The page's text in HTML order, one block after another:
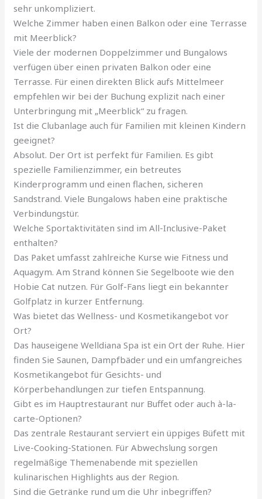
sehr unkompliziert.
Welche Zimmer haben einen Balkon oder eine Terrasse
mit Meerblick?
Viele der modernen Doppelzimmer und Bungalows
verfügen über einen privaten Balkon oder eine
Terrasse. Für einen direkten Blick aufs Mittelmeer
empfehlen wir bei der Buchung explizit nach einer
Unterbringung mit „Meerblick“ zu fragen.
Ist die Clubanlage auch für Familien mit kleinen Kindern
geeignet?
Absolut. Der Ort ist perfekt für Familien. Es gibt
spezielle Familienzimmer, ein betreutes
Kinderprogramm und einen flachen, sicheren
Sandstrand. Viele Bungalows haben eine praktische
Verbindungstür.
Welche Sportaktivitäten sind im All-Inclusive-Paket
enthalten?
Das Paket umfasst zahlreiche Kurse wie Fitness und
Aquagym. Am Strand können Sie Segelboote wie den
Hobie Cat nutzen. Für Golf-Fans liegt ein bekannter
Golfplatz in kurzer Entfernung.
Was bietet das Wellness- und Kosmetikangebot vor
Ort?
Das hauseigene Welldiana Spa ist ein Ort der Ruhe. Hier
finden Sie Saunen, Dampfbäder und ein umfangreiches
Kosmetikangebot für Gesichts- und
Körperbehandlungen zur tiefen Entspannung.
Gibt es im Hauptrestaurant nur Buffet oder auch à-la-
carte-Optionen?
Das zentrale Restaurant serviert ein üppiges Büfett mit
Live-Cooking-Stationen. Für Abwechslung sorgen
regelmäßige Themenabende mit speziellen
kulinarischen Highlights aus der Region.
Sind die Getränke rund um die Uhr inbegriffen?